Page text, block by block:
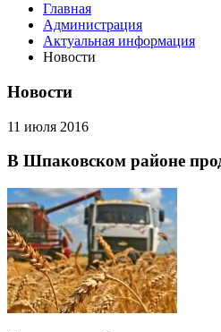
Главная
Администрация
Актуальная информация
Новости
Новости
11 июля 2016
В Шпаковском районе